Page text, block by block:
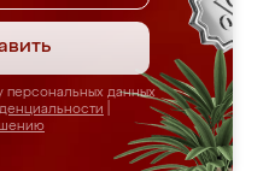
персональных данных